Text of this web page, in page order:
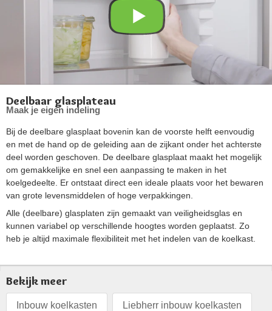
Deelbaar glasplateau
Maak je eigen indeling
Bij de deelbare glasplaat bovenin kan de voorste helft eenvoudig
en met de hand op de geleiding aan de zijkant onder het achterste
deel worden geschoven. De deelbare glasplaat maakt het mogelijk
om gemakkelijke en snel een aanpassing te maken in het
koelgedeelte. Er ontstaat direct een ideale plaats voor het bewaren
van grote levensmiddelen of hoge verpakkingen.
Alle (deelbare) glasplaten zijn gemaakt van veiligheidsglas en
kunnen variabel op verschillende hoogtes worden geplaatst. Zo
heb je altijd maximale flexibiliteit met het indelen van de koelkast.
Bekijk meer
Inbouw koelkasten Liebherr inbouw koelkasten